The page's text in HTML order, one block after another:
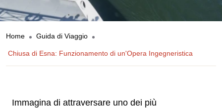
Home Guida di Viaggio
Chiusa di Esna: Funzionamento di un'Opera Ingegneristica
Immagina di attraversare uno dei più